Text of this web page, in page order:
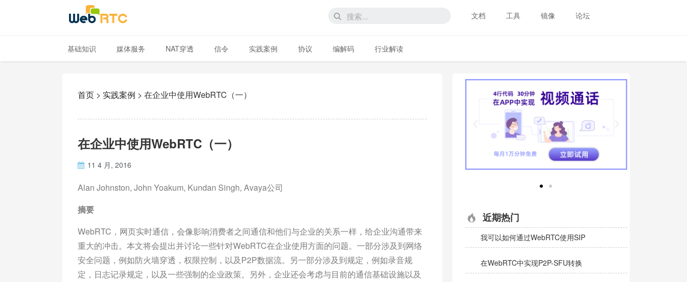
文档 工具 镜像 论坛
基础知识 媒体服务 NAT穿透 信令 实践案例 协议 编解码 行业解读
首页 > 实践案例 > 在企业中使用WebRTC（一）
在企业中使用WebRTC（一）
11 4 月, 2016
Alan Johnston, John Yoakum, Kundan Singh, Avaya公司
摘要
WebRTC，网页实时通信，会像影响消费者之间通信和他们与企业的关系一样，给企业沟通带来
重大的冲击。本文将会提出并讨论一些针对WebRTC在企业使用方面的问题。一部分涉及到网络
安全问题，例如防火墙穿透，权限控制，以及P2P数据流。另一部分涉及到规定，例如录音规
定，日志记录规定，以及一些强制的企业政策。另外，企业还会考虑与目前的通信基础设施以及
近期热门
我可以如何通过WebRTC使用SIP
在WebRTC中实现P2P-SFU转换